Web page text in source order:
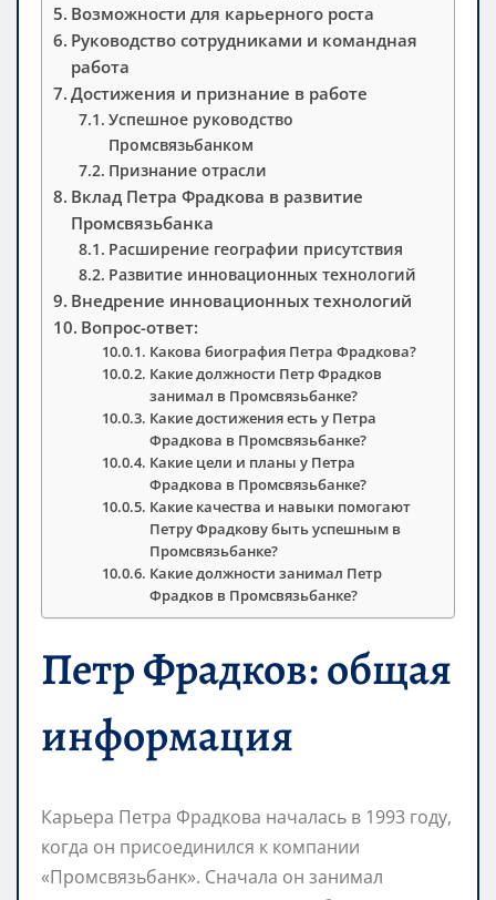
Возможности для карьерного роста
Руководство сотрудниками и командная
работа
Достижения и признание в работе
Успешное руководство
Промсвязьбанком
Признание отрасли
Вклад Петра Фрадкова в развитие
Промсвязьбанка
Расширение географии присутствия
Развитие инновационных технологий
Внедрение инновационных технологий
Вопрос-ответ:
Какова биография Петра Фрадкова?
Какие должности Петр Фрадков
занимал в Промсвязьбанке?
Какие достижения есть у Петра
Фрадкова в Промсвязьбанке?
Какие цели и планы у Петра
Фрадкова в Промсвязьбанке?
Какие качества и навыки помогают
Петру Фрадкову быть успешным в
Промсвязьбанке?
Какие должности занимал Петр
Фрадков в Промсвязьбанке?
Петр Фрадков: общая
информация
Карьера Петра Фрадкова началась в 1993 году,
когда он присоединился к компании
«Промсвязьбанк». Сначала он занимал